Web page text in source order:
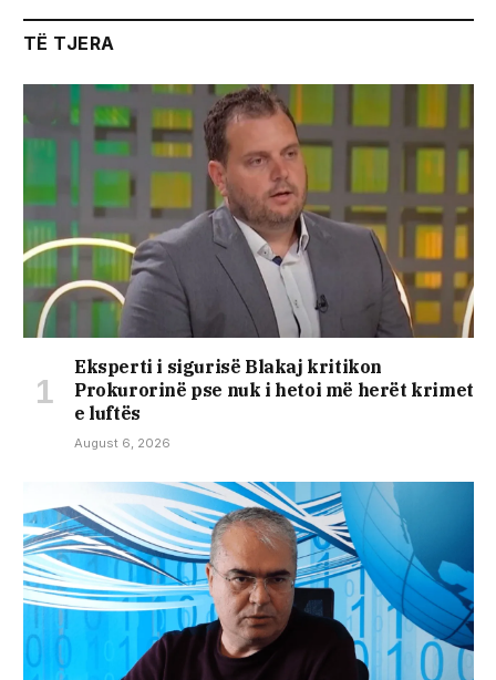
TË TJERA
Eksperti i sigurisë Blakaj kritikon
Prokurorinë pse nuk i hetoi më herët krimet
e luftës
August 6, 2026